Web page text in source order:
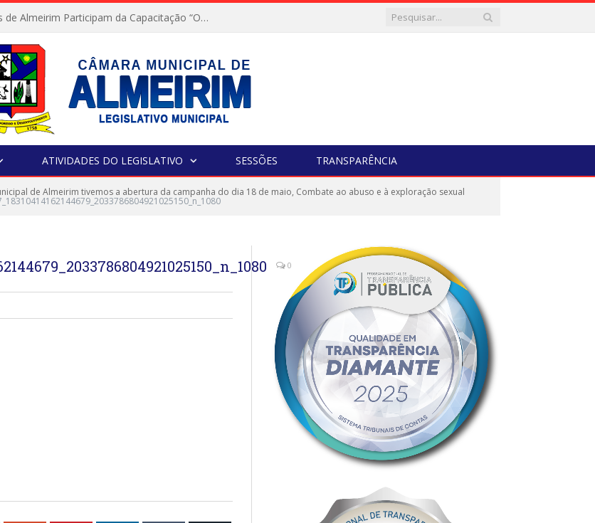
Servidores e Vereadores de Almeirim Participam da Capacitação “Orientar é a Nossa Missão”
ATIVIDADES DO LEGISLATIVO SESSÕES TRANSPARÊNCIA
de Almeirim tivemos a abertura da campanha do dia 18 de maio, Combate ao abuso e à exploração sexual
0